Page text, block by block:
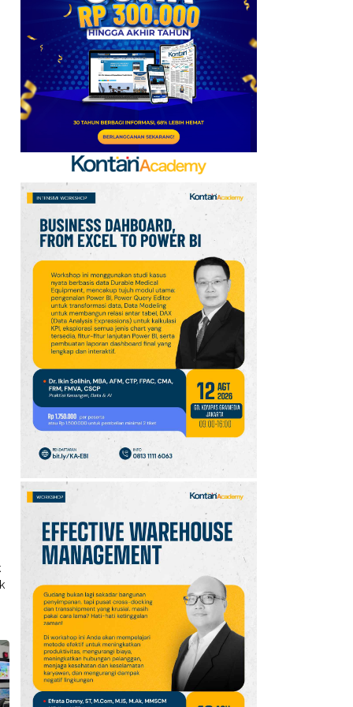
Baru, Ini Daftar 54
Saham HSC BEI per 6
Agustus 2026
7
UEFA hingga Luis Figo,
Ini Daftar Pihak yang
Menentang Gianni
Infantino
8
Krisis Migrasi Ancam
Status Maroko sebagai
Tuan Rumah Piala Dunia
2030
Promo Super Hemat
Indomaret 6–19 Agustus
2026, Diskon Kebutuhan
Rumah hingga 40%
10 Jadwal Persija vs Arema
FC Perebutan Juara 3
Piala Presiden 2026,
Kick-off Sore Ini